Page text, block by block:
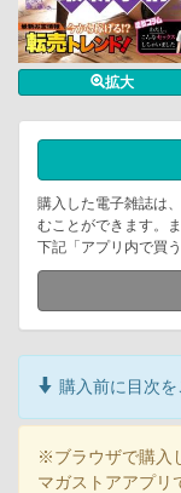
拡大
購入した電子雑誌は
むことができます。
下記「アプリ内で買
購入前に目次
※ブラウザで購入
マガストアアプリ